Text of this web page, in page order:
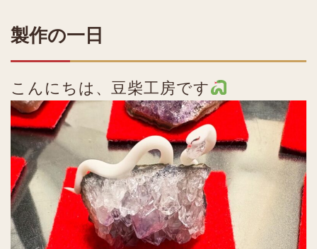
製作の一日
こんにちは、豆柴工房です